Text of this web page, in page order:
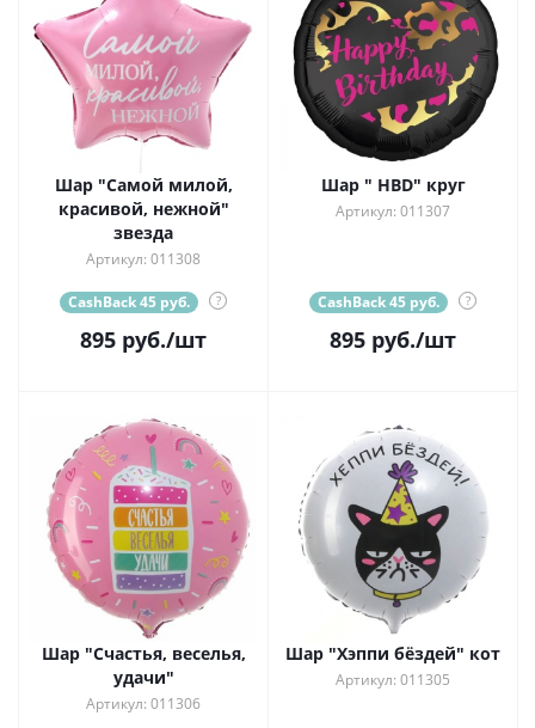
Шар "Самой милой,
красивой, нежной"
звезда
Артикул: 011308
CashBack 45 руб. ?
895 руб./шт
Шар " HBD" круг
Артикул: 011307
CashBack 45 руб. ?
895 руб./шт
Шар "Счастья, веселья,
удачи"
Артикул: 011306
Шар "Хэппи бёздей" кот
Артикул: 011305